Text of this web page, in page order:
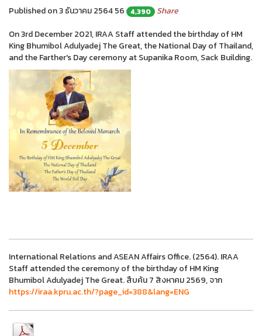
Published on 3 ธันวาคม 256456 4,390
Share
On 3rd December 2021, IRAA Staff attended the birthday of HM
King Bhumibol Adulyadej The Great, the National Day of Thailand,
and the Farther's Day ceremony at Supanika Room, Sack Building.
International Relations and ASEAN Affairs Office. (2564). IRAA
Staff attended the ceremony of the birthday of HM King
Bhumibol Adulyadej The Great. สืบค้น 7 สิงหาคม 2569, จาก
https://iraa.kpru.ac.th/?page_id=388&lang=ENG